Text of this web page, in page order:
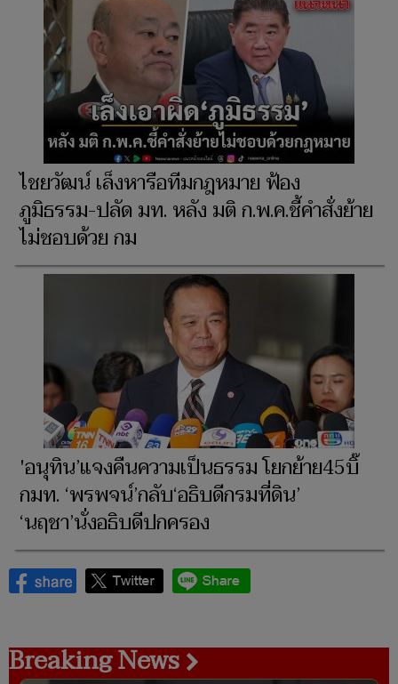
ไชยวัฒน์ เล็งหารือทีมกฎหมาย ฟ้อง
ภูมิธรรม-ปลัด มท. หลัง มติ ก.พ.ค.ชี้คำสั่งย้าย
ไม่ชอบด้วย กม
'อนุทิน’แจงคืนความเป็นธรรม โยกย้าย45บิ๊
กมท. ‘พรพจน์’กลับ‘อธิบดีกรมที่ดิน’
‘นฤชา’นั่งอธิบดีปกครอง
Breaking News